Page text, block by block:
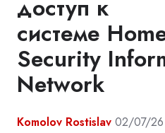
доступ к
системе
Security
Network
Komolov Rostislav 02/07/26